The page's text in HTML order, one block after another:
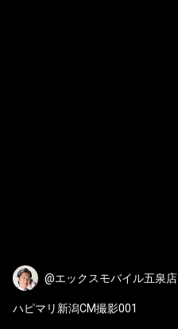
@エックスモバイル五泉店
ハピマリ新潟CM撮影001